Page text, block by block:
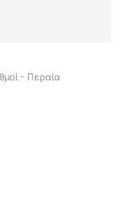
- Περαία